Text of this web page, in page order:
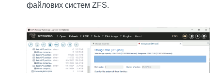
файлових систем ZFS.